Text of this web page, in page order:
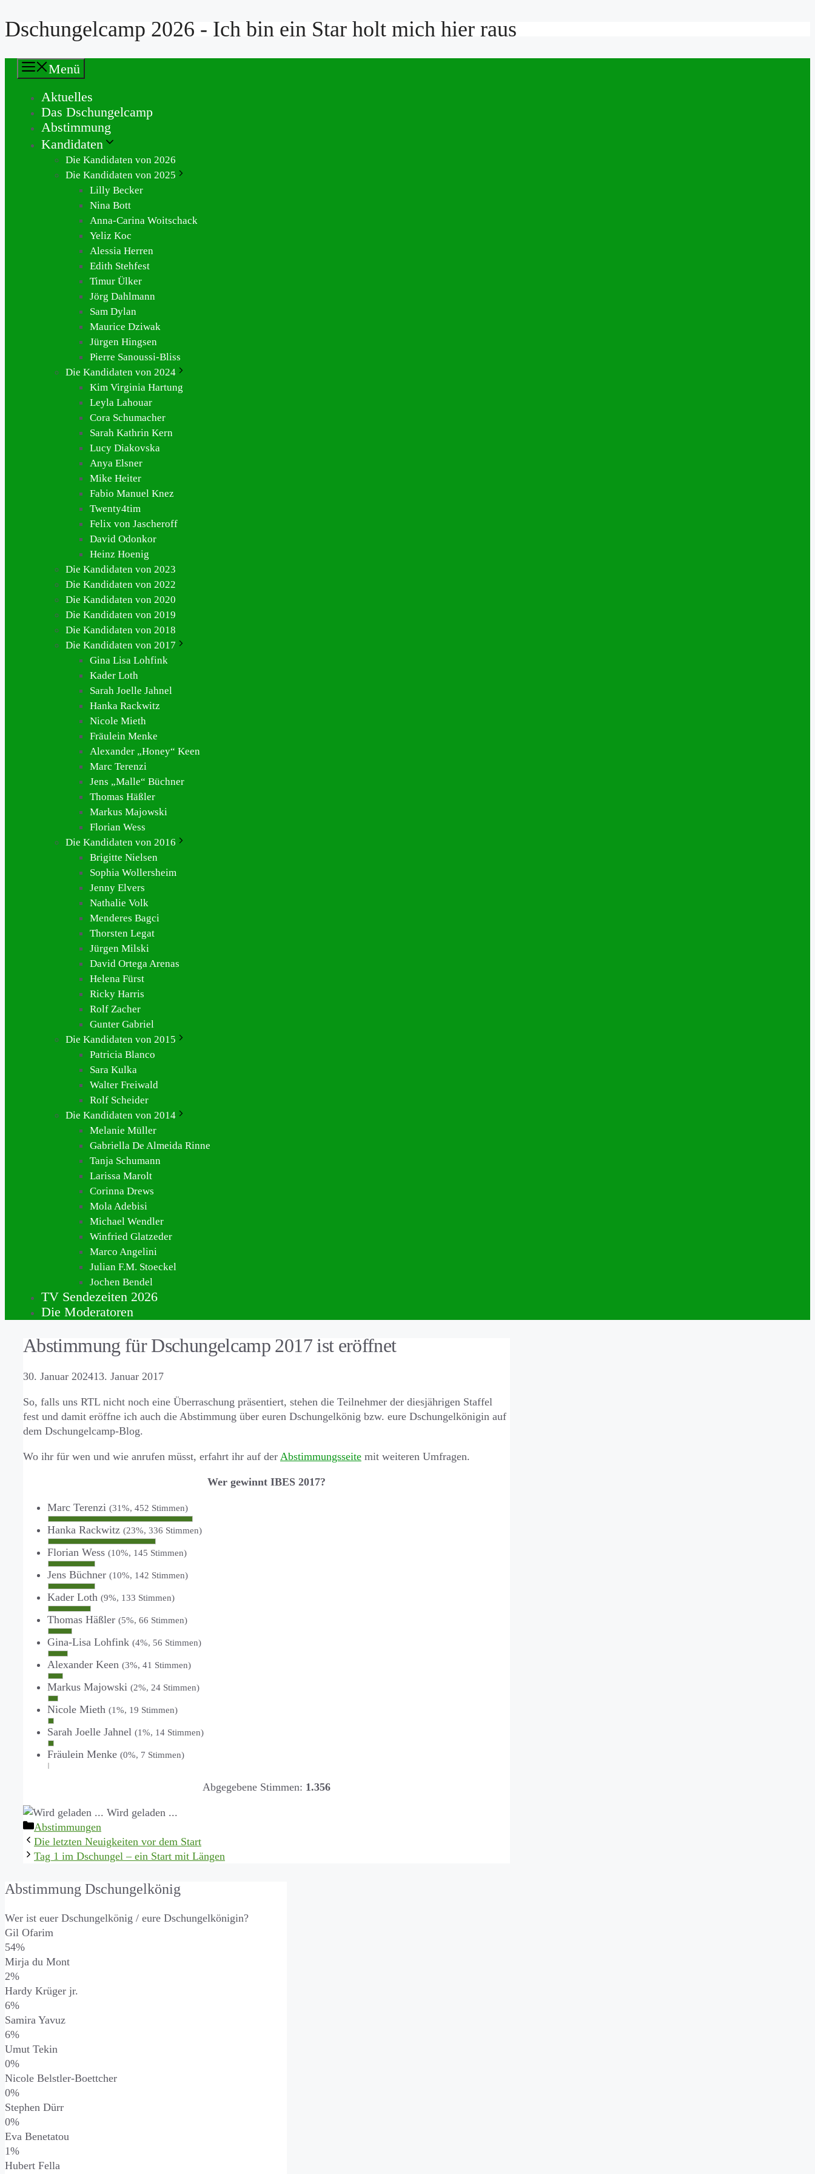
Zum
springen
Dschungelcamp 2026 - Ich bin ein Star holt mich hier raus
Menü
Aktuelles
Das Dschungelcamp
Abstimmung
Kandidaten
Die Kandidaten von 2026
Die Kandidaten von 2025
Lilly Becker
Nina Bott
Anna-Carina Woitschack
Yeliz Koc
Alessia Herren
Edith Stehfest
Timur Ülker
Jörg Dahlmann
Sam Dylan
Maurice Dziwak
Jürgen Hingsen
Pierre Sanoussi-Bliss
Die Kandidaten von 2024
Kim Virginia Hartung
Leyla Lahouar
Cora Schumacher
Sarah Kathrin Kern
Lucy Diakovska
Anya Elsner
Mike Heiter
Fabio Manuel Knez
Twenty4tim
Felix von Jascheroff
David Odonkor
Heinz Hoenig
Die Kandidaten von 2023
Die Kandidaten von 2022
Die Kandidaten von 2020
Die Kandidaten von 2019
Die Kandidaten von 2018
Die Kandidaten von 2017
Gina Lisa Lohfink
Kader Loth
Sarah Joelle Jahnel
Hanka Rackwitz
Nicole Mieth
Fräulein Menke
Alexander „Honey“ Keen
Marc Terenzi
Jens „Malle“ Büchner
Thomas Häßler
Markus Majowski
Florian Wess
Die Kandidaten von 2016
Brigitte Nielsen
Sophia Wollersheim
Jenny Elvers
Nathalie Volk
Menderes Bagci
Thorsten Legat
Jürgen Milski
David Ortega Arenas
Helena Fürst
Ricky Harris
Rolf Zacher
Gunter Gabriel
Die Kandidaten von 2015
Patricia Blanco
Sara Kulka
Walter Freiwald
Rolf Scheider
Die Kandidaten von 2014
Melanie Müller
Gabriella De Almeida Rinne
Tanja Schumann
Larissa Marolt
Corinna Drews
Mola Adebisi
Michael Wendler
Winfried Glatzeder
Marco Angelini
Julian F.M. Stoeckel
Jochen Bendel
TV Sendezeiten 2026
Die Moderatoren
Abstimmung für Dschungelcamp 2017 ist eröffnet
30. Januar 202413. Januar 2017
So, falls uns RTL nicht noch eine Überraschung präsentiert, stehen die Teilnehmer der diesjährigen Staffel
fest und damit eröffne ich auch die Abstimmung über euren Dschungelkönig bzw. eure Dschungelkönigin auf
dem Dschungelcamp-Blog.
Wo ihr für wen und wie anrufen müsst, erfahrt ihr auf der Abstimmungsseite mit weiteren Umfragen.
Wer gewinnt IBES 2017?
Marc Terenzi (31%, 452 Stimmen)
Hanka Rackwitz (23%, 336 Stimmen)
Florian Wess (10%, 145 Stimmen)
Jens Büchner (10%, 142 Stimmen)
Kader Loth (9%, 133 Stimmen)
Thomas Häßler (5%, 66 Stimmen)
Gina-Lisa Lohfink (4%, 56 Stimmen)
Alexander Keen (3%, 41 Stimmen)
Markus Majowski (2%, 24 Stimmen)
Nicole Mieth (1%, 19 Stimmen)
Sarah Joelle Jahnel (1%, 14 Stimmen)
Fräulein Menke (0%, 7 Stimmen)
Abgegebene Stimmen: 1.356
Wird geladen ...
Kategorien
Abstimmungen
Die letzten Neuigkeiten vor dem Start
Tag 1 im Dschungel – ein Start mit Längen
Abstimmung Dschungelkönig
Wer ist euer Dschungelkönig / eure Dschungelkönigin?
Gil Ofarim
54%
Mirja du Mont
2%
Hardy Krüger jr.
6%
Samira Yavuz
6%
Umut Tekin
0%
Nicole Belstler-Boettcher
0%
Stephen Dürr
0%
Eva Benetatou
1%
Hubert Fella